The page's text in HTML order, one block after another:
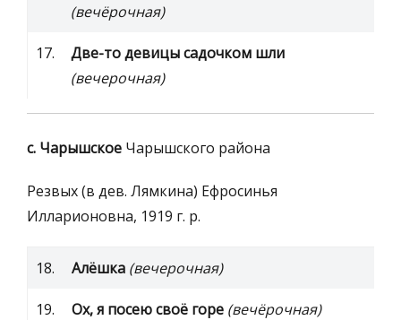
(вечёрочная)
17.
Две-то девицы садочком шли
(вечерочная)
с. Чарышское Чарышского района
Резвых (в дев. Лямкина) Ефросинья
Илларионовна, 1919 г. р.
18. Алёшка (вечерочная)
19. Ох, я посею своё горе (вечёрочная)